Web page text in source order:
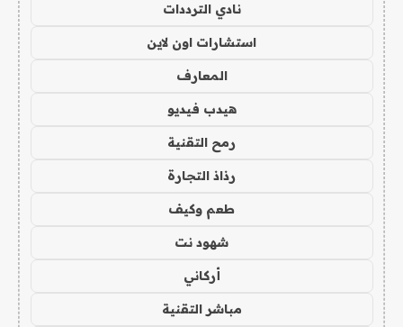
نادي الترددات
استشارات اون لاين
المعارف
هيدب فيديو
رمح التقنية
رذاذ التجارة
طعم وكيف
شهود نت
أركاني
مباشر التقنية